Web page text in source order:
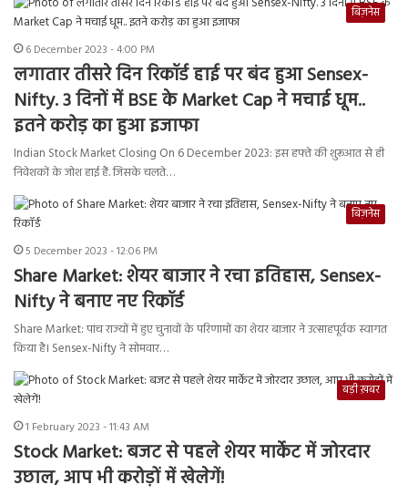
बिज़नेस
6 December 2023 - 4:00 PM
लगातार तीसरे दिन रिकॉर्ड हाई पर बंद हुआ Sensex-
Nifty. 3 दिनों में BSE के Market Cap ने मचाई धूम..
इतने करोड़ का हुआ इजाफा
Indian Stock Market Closing On 6 December 2023: इस हफ्ते की शुरूआत से ही
निवेशकों के जोश हाई हैं. जिसके चलते…
बिज़नेस
5 December 2023 - 12:06 PM
Share Market: शेयर बाजार ने रचा इतिहास, Sensex-
Nifty ने बनाए नए रिकॉर्ड
Share Market: पांच राज्यों में हुए चुनावों के परिणामों का शेयर बाजार ने उत्साहपूर्वक स्वागत
किया है। Sensex-Nifty ने सोमवार…
बड़ी ख़बर
1 February 2023 - 11:43 AM
Stock Market: बजट से पहले शेयर मार्केट में जोरदार
उछाल, आप भी करोड़ों में खेलेगें!